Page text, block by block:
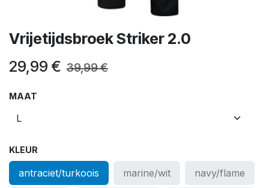
Vrijetijdsbroek Striker 2.0
29,99 € 39,99€
MAAT
KLEUR
antraciet/turkoois marine/wit navy/flame